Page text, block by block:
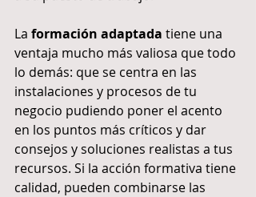
La formación adaptada tiene una
ventaja mucho más valiosa que todo
lo demás: que se centra en las
instalaciones y procesos de tu
negocio pudiendo poner el acento
en los puntos más críticos y dar
consejos y soluciones realistas a tus
recursos. Si la acción formativa tiene
calidad, pueden combinarse las